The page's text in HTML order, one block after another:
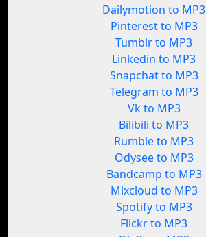
Dailymotion to MP3
Pinterest to MP3
Tumblr to MP3
Linkedin to MP3
Snapchat to MP3
Telegram to MP3
Vk to MP3
Bilibili to MP3
Rumble to MP3
Odysee to MP3
Bandcamp to MP3
Mixcloud to MP3
Spotify to MP3
Flickr to MP3